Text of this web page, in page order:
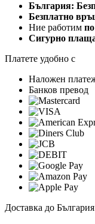
България:
Безплатно
Ние работим
Сигурно
Платете удобно с
Наложен
Банков превод
Доставка до България